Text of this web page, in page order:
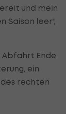
und mein
Saison leer",
Abfahrt Ende
ein
rechten